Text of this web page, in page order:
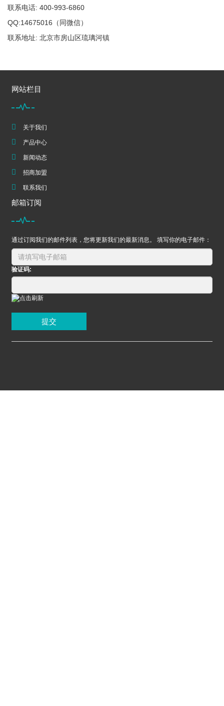
联系电话: 400-993-6860
QQ:14675016（同微信）
联系地址: 北京市房山区琉璃河镇
网站栏目
关于我们
产品中心
新闻动态
招商加盟
联系我们
邮箱订阅
通过订阅我们的邮件列表，您将更新我们的最新消息。 填写你的电子邮件：
验证码:
提交